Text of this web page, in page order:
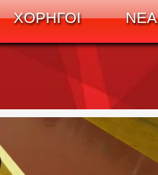
ΧΟΡΗΓΟΙ ΝΕΑ